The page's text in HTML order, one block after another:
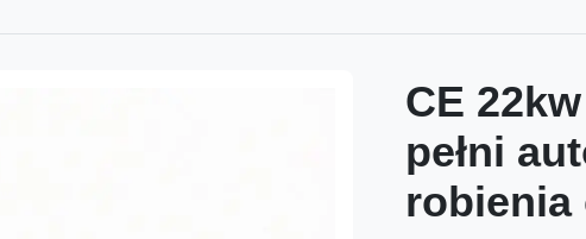
CE
pełni
robienia